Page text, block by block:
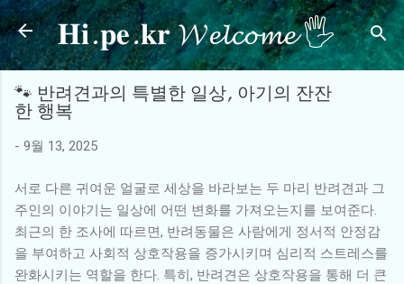
기본 콘텐츠로 건너뛰기
𝐇𝐢.𝐩𝐞.𝐤𝐫 𝓦𝓮𝓵𝓬𝓸𝓶𝓮 🖐
🐾 반려견과의 특별한 일상, 아기의 잔잔
한 행복
- 9월 13, 2025
서로 다른 귀여운 얼굴로 세상을 바라보는 두 마리 반려견과 그
주인의 이야기는 일상에 어떤 변화를 가져오는지를 보여준다.
최근의 한 조사에 따르면, 반려동물은 사람에게 정서적 안정감
을 부여하고 사회적 상호작용을 증가시키며 심리적 스트레스를
완화시키는 역할을 한다. 특히, 반려견은 상호작용을 통해 더 큰